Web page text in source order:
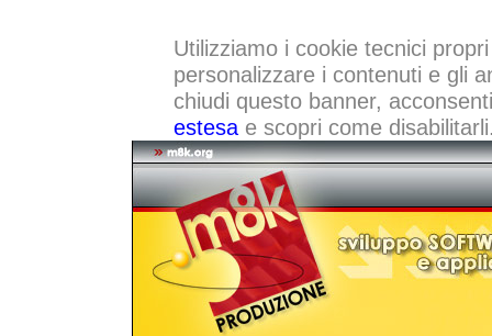
Utilizziamo i cookie tecnici
personalizzare i contenuti e gli
chiudi questo banner,
estesae scopri come